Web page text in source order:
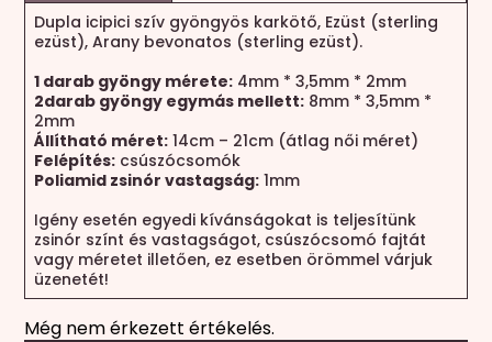
Dupla icipici szív gyöngyös karkötő, Ezüst (sterling
ezüst), Arany bevonatos (sterling ezüst).
1 darab gyöngy mérete: 4mm * 3,5mm * 2mm
2darab gyöngy egymás mellett: 8mm * 3,5mm *
2mm
Állítható méret: 14cm – 21cm (átlag női méret)
Felépítés: csúszócsomók
Poliamid zsinór vastagság: 1mm
Igény esetén egyedi kívánságokat is teljesítünk
zsinór színt és vastagságot, csúszócsomó fajtát
vagy méretet illetően, ez esetben örömmel várjuk
üzenetét!
Még nem érkezett értékelés.